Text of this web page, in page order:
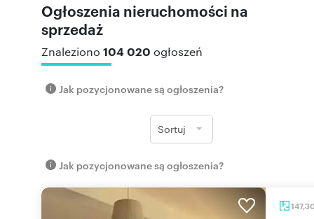
Ogłoszenia nieruchomości na
sprzedaż
Znaleziono 104 020 ogłoszeń
Jak pozycjonowane są ogłoszenia?
Sortuj
Jak pozycjonowane są ogłoszenia?